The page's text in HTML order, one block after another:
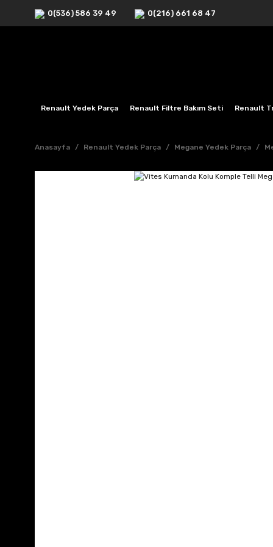
0(536) 586 39 49 0(216) 661 68 47
Renault Yedek Parça Renault Filtre Bakım Seti Renault
Anasayfa Renault Yedek Parça Megane Yedek Parça